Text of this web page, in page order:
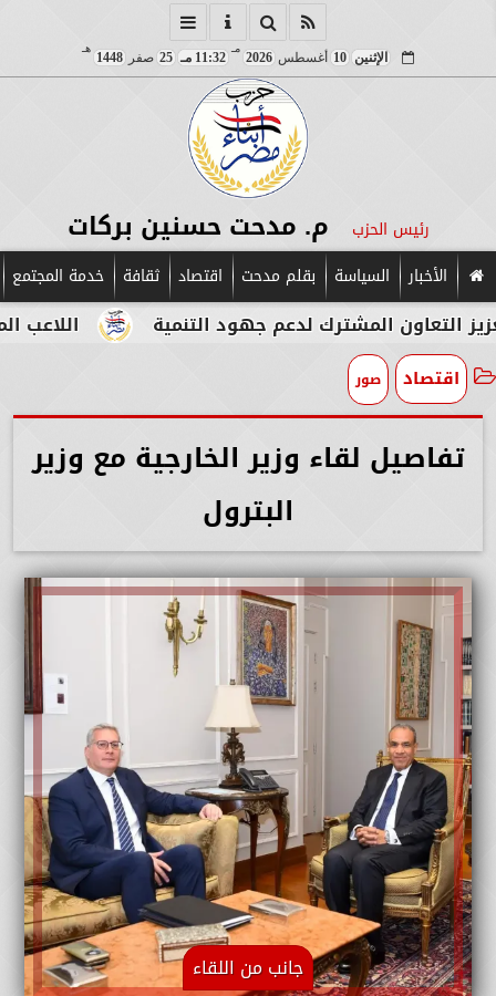
الإثنين 10 أغسطس 2026
مـ
11:32 مـ 25 صفر 1448
هـ
رئيس الحزب م. مدحت حسنين بركات
الأخبار السياسة بقلم مدحت اقتصاد ثقافة خدمة المجتمع
اللاعب المصري المشترك لدعم جهود التنمية
اقتصاد صور
تفاصيل لقاء وزير الخارجية مع وزير
البترول
جانب من اللقاء